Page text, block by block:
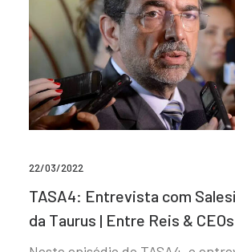
22/03/2022
TASA4: Entrevista com
da Taurus | Entre Reis & CEOs